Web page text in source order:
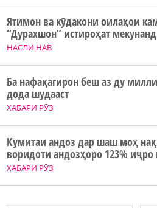
НАСЛИ НАВ
Ятимон ва кӯдакони оилаҳои
“Дурахшон” истироҳат мекунанд
ХАБАРИ РӮЗ
Ба нафақагирон беш аз ду
дода шудааст
ХАБАРИ РӮЗ
Кумитаи андоз дар шаш моҳ
воридоти андозҳоро 123% иҷро